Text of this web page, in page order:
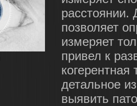
расстоянии.
позволяет
измеряет
привел к
детальное
выявить